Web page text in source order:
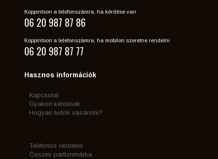
Koppintson a telefonszámra, ha kérdése van
06 20 987 87 86
Koppintson a telefonszámra, ha mobilon szeretne rendelni
06 20 987 87 77
Hasznos információk
Kapcsolat
Gyakori kérdések
Hogyan tudok vásárolni?
Telefonos rendelés
Összes parfummárka